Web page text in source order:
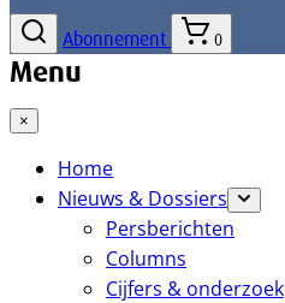
Abonnement 0
Menu
×
Home
Nieuws & Dossiers
Persberichten
Columns
Cijfers & onderzoek